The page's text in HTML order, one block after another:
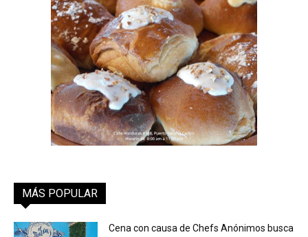
MÁS POPULAR
Cena con causa de Chefs Anónimos busca